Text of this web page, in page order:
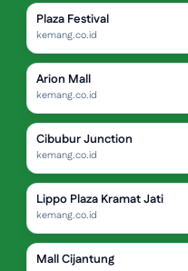
Plaza Festival
kemang.co.id
Arion Mall
kemang.co.id
Cibubur Junction
kemang.co.id
Lippo Plaza Kramat Jati
kemang.co.id
Mall Cijantung